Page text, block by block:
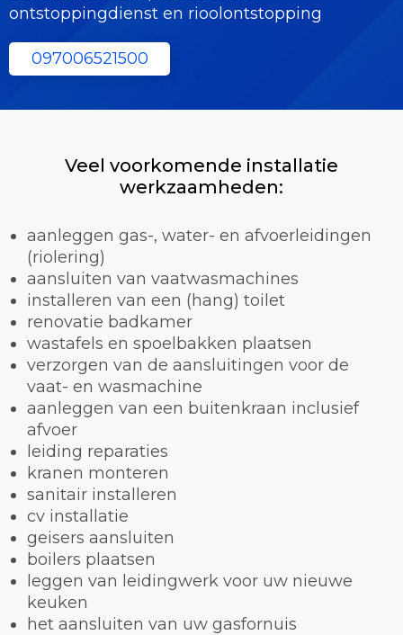
ontstoppingdienst en rioolontstopping
097006521500
Veel voorkomende installatie
werkzaamheden:
aanleggen gas-, water- en afvoerleidingen
(riolering)
aansluiten van vaatwasmachines
installeren van een (hang) toilet
renovatie badkamer
wastafels en spoelbakken plaatsen
verzorgen van de aansluitingen voor de
vaat- en wasmachine
aanleggen van een buitenkraan inclusief
afvoer
leiding reparaties
kranen monteren
sanitair installeren
cv installatie
geisers aansluiten
boilers plaatsen
leggen van leidingwerk voor uw nieuwe
keuken
het aansluiten van uw gasfornuis